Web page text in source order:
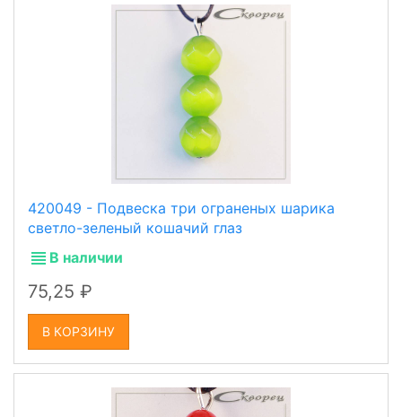
420049 - Подвеска три ограненых шарика
светло-зеленый кошачий глаз
В наличии
75,25
В КОРЗИНУ